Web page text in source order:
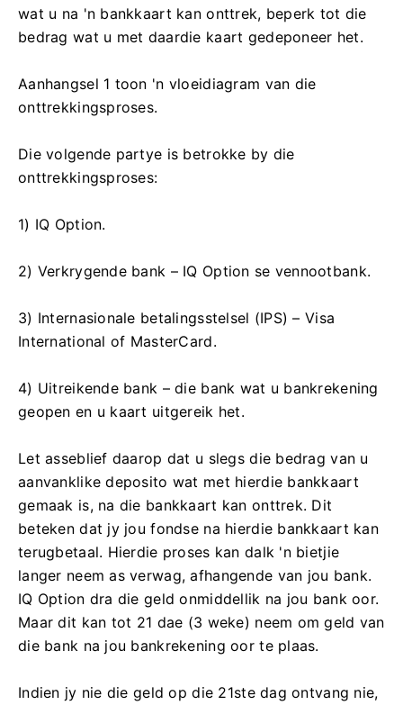
wat u na 'n bankkaart kan onttrek, beperk tot die
bedrag wat u met daardie kaart gedeponeer het.
Aanhangsel 1 toon 'n vloeidiagram van die
onttrekkingsproses.
Die volgende partye is betrokke by die
onttrekkingsproses:
1) IQ Option.
2) Verkrygende bank – IQ Option se vennootbank.
3) Internasionale betalingsstelsel (IPS) – Visa
International of MasterCard.
4) Uitreikende bank – die bank wat u bankrekening
geopen en u kaart uitgereik het.
Let asseblief daarop dat u slegs die bedrag van u
aanvanklike deposito wat met hierdie bankkaart
gemaak is, na die bankkaart kan onttrek. Dit
beteken dat jy jou fondse na hierdie bankkaart kan
terugbetaal. Hierdie proses kan dalk 'n bietjie
langer neem as verwag, afhangende van jou bank.
IQ Option dra die geld onmiddellik na jou bank oor.
Maar dit kan tot 21 dae (3 weke) neem om geld van
die bank na jou bankrekening oor te plaas.
Indien jy nie die geld op die 21ste dag ontvang nie,